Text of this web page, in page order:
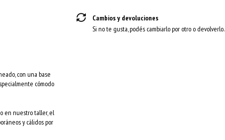
con una base
cómodo
en nuestro taller, el
y cálidos por
Cambios y devoluciones
Si no te gusta, podés cambiarlo por otro o devolverlo.